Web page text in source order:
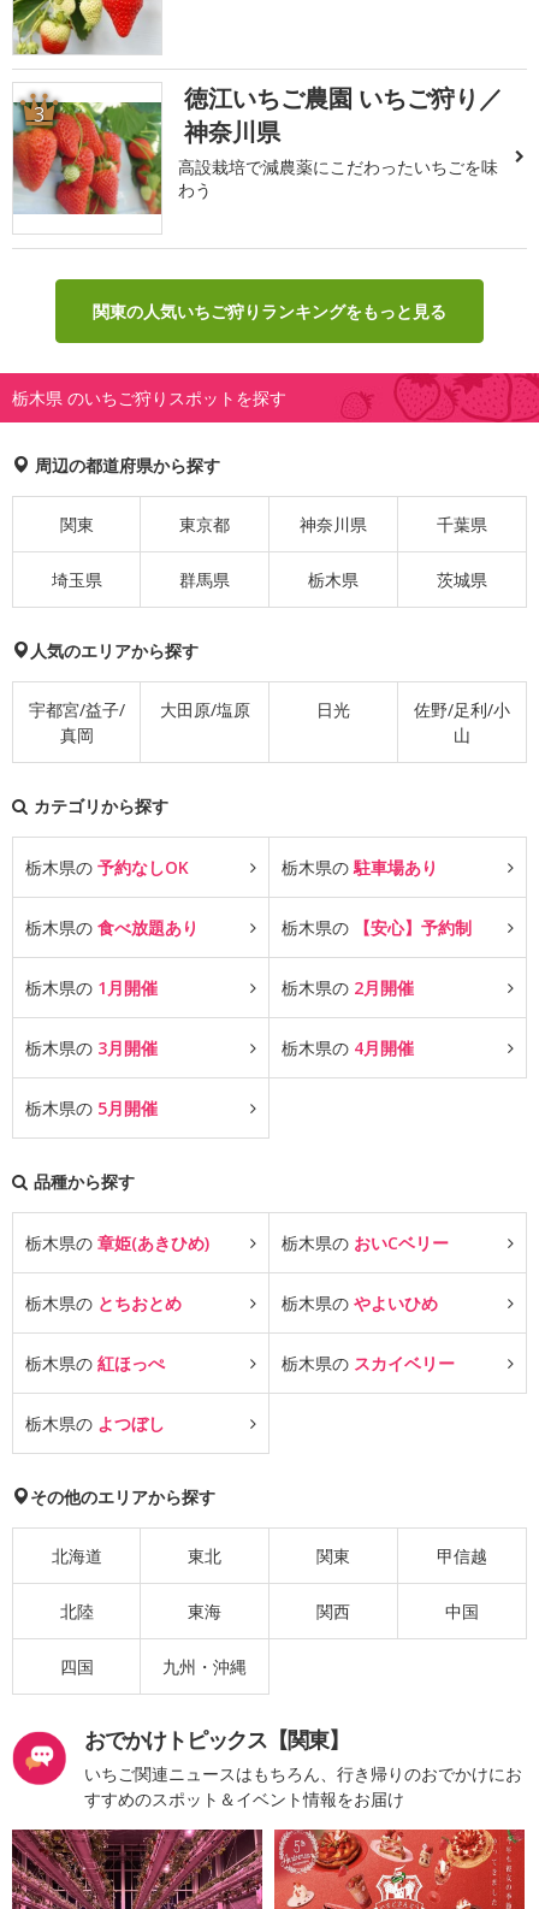
3
徳江いちご農園 いちご狩り／
神奈川県
高設栽培で減農薬にこだわったいちごを味
わう
関東の人気いちご狩りランキングをもっと見る
栃木県 のいちご狩りスポットを探す
周辺の都道府県から探す
関東 東京都 神奈川県 千葉県
埼玉県 群馬県 栃木県 茨城県
人気のエリアから探す
宇都宮/益子/
真岡
大田原/塩原 日光
佐野/足利/小
山
カテゴリから探す
栃木県の 予約なしOK 栃木県の駐車場あり
栃木県の 食べ放題あり 栃木県の 【安心】予約制
栃木県の 1月開催 栃木県の 2月開催
栃木県の 3月開催 栃木県の 4月開催
栃木県の 5月開催
品種から探す
栃木県の 章姫(あきひめ) 栃木県の おいCベリー
栃木県の とちおとめ 栃木県の やよいひめ
栃木県の 紅ほっぺ 栃木県の スカイベリー
栃木県の よつぼし
その他のエリアから探す
北海道 東北 関東 甲信越
北陸 東海 関西 中国
四国 九州・沖縄
おでかけトピックス【関東】
いちご関連ニュースはもちろん、行き帰りのおでかけにお
すすめのスポット＆イベント情報をお届け